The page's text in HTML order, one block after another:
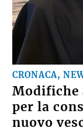
CRONACA,
Modifiche
per la
nuovo